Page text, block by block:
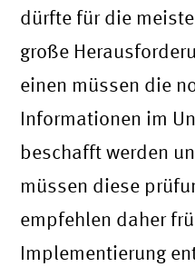
dürfte für die
große
einen müssen die
Informationen im
beschafft werden
müssen diese
empfehlen daher
Implementierung